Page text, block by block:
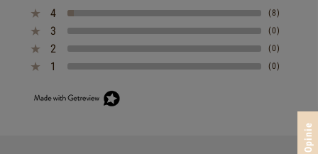
4 (8)
3 (0)
2 (0)
1 (0)
Opinie